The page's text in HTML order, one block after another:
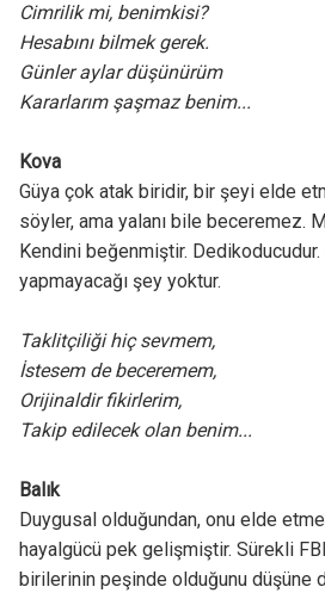
Cimrilik mi, benimkisi?
Hesabını bilmek gerek.
Günler aylar düşünürüm
Kararlarım şaşmaz benim...
Kova
Güya çok atak biridir, bir şeyi elde
söyler, ama yalanı bile beceremez.
Kendini beğenmiştir. Dedikoducudur.
yapmayacağı şey yoktur.
Taklitçiliği hiç sevmem,
İstesem de beceremem,
Orijinaldir fikirlerim,
Takip edilecek olan benim...
Balık
Duygusal olduğundan, onu elde
hayalgücü pek gelişmiştir. Sürekli
birilerinin peşinde olduğunu düşüne